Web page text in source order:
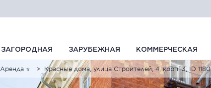
ЗАГОРОДНАЯ ЗАРУБЕЖНАЯ КОММЕРЧЕСКАЯ
Аренда ⭐ Красные дома, улица Строителей, 4, корп. 3, ID 1180